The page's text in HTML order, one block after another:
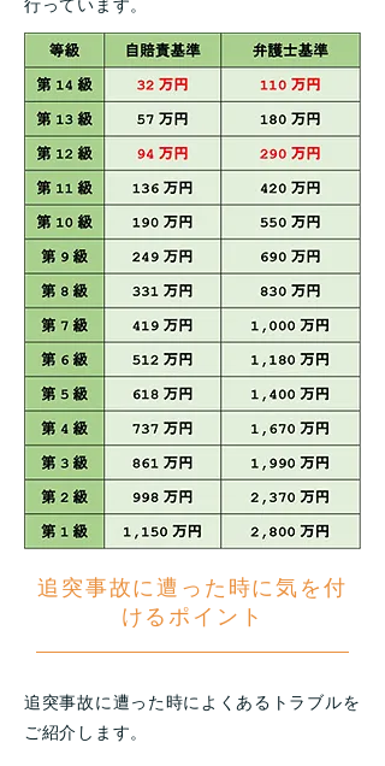
行っています。
追突事故に遭った時に気を付
けるポイント
追突事故に遭った時によくあるトラブルを
ご紹介します。